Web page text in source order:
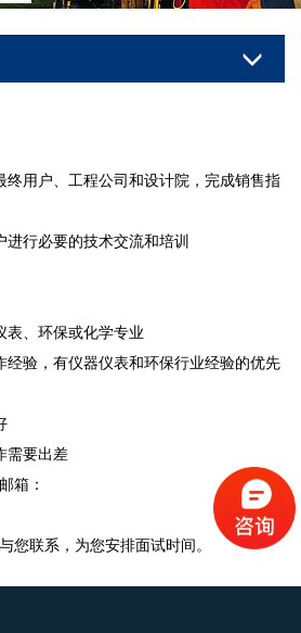
终用户、工程公司和设计院，完成销售指
进行必要的技术交流和培训
表、环保或化学专业
经验，有仪器仪表和环保行业经验的优先
需要出差
箱：
您联系，为您安排面试时间。